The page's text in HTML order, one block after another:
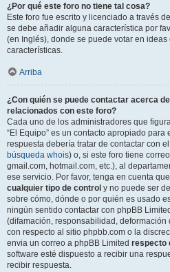
¿Por qué este foro no tiene tal cosa?
Este foro fue escrito y licenciado a través
se debe añadir alguna característica por
(en Inglés), donde se puede votar en
características.
Arriba
¿Con quién se puede contactar acerca
relacionados con este foro?
Cada uno de los administradores que
“El Equipo” es un contacto apropiado
respuesta debería tratar de contactar con
búsqueda whois) o, si este foro tiene
gmail.com, hotmail.com, etc.), al
ese servicio. Por favor, tenga en cuenta
cualquier tipo de control y no puede ser
sobre cómo, dónde o por quién es usado
ningún sentido contactar con phpBB
(difamación, responsabilidad, deformación
con respecto al sitio phpbb.com o la
envia un correo a phpBB Limited respecto
software esté dispuesto a recibir una
recibir respuesta.